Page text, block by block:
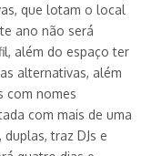
que lotam o local
ano não será
além do espaço ter
alternativas, além
com nomes
com mais de uma
traz DJs e